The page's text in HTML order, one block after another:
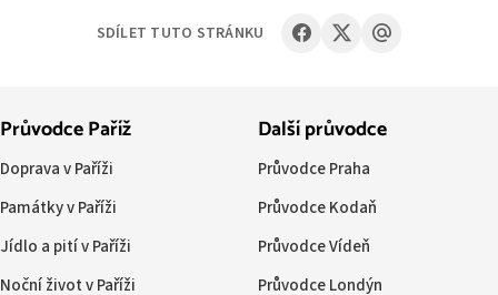
SDÍLET TUTO STRÁNKU
Průvodce Paříž
Doprava v Paříži
Památky v Paříži
Jídlo a pití v Paříži
Noční život v Paříži
Další průvodce
Průvodce Praha
Průvodce Kodaň
Průvodce Vídeň
Průvodce Londýn